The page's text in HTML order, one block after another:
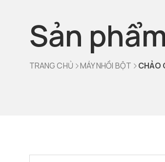
Sản phẩm
TRANG CHỦ MÁY NHỒI BỘT CHẢO